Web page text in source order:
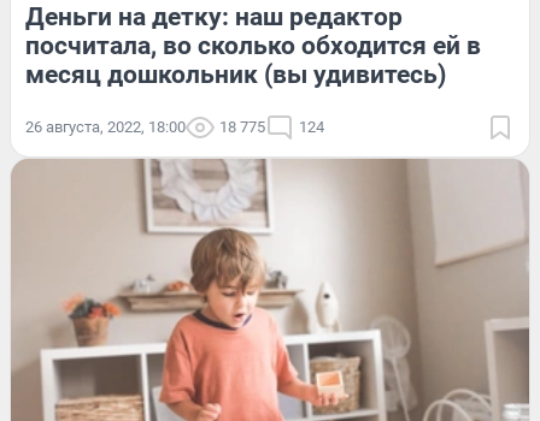
Деньги на детку: наш редактор
посчитала, во сколько обходится ей в
месяц дошкольник (вы удивитесь)
26 августа, 2022, 18:00 18 775 124